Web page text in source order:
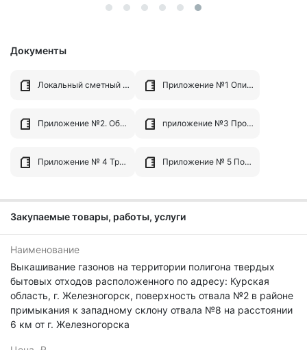
Документы
Локальный сметный расчет на 1 882 505.27.pdf Приложение №1 Описание объекта закупки..pdf
Приложение №2. Обоснование НМЦК + протокол.pdf приложение №3 Проект контракта покос ОК.docx
Приложение № 4 Требования к составу заявки работы, услуги.docx Приложение № 5 Порядок рассмотрения и оценки заявок покос.docx
Закупаемые товары, работы, услуги
Наименование
Выкашивание газонов на территории полигона твердых
бытовых отходов расположенного по адресу: Курская
область, г. Железногорск, поверхность отвала №2 в районе
примыкания к западному склону отвала №8 на расстоянии
6 км от г. Железногорска